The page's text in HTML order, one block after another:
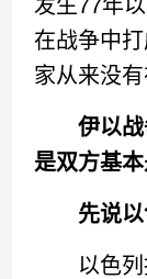
发生77年
在战争中
家从来没有
伊以
是双方基本
先说以
以色列